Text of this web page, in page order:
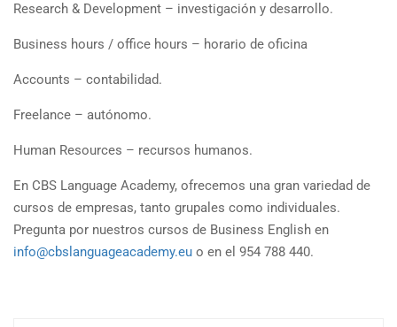
Research & Development – investigación y desarrollo.
Business hours / office hours – horario de oficina
Accounts – contabilidad.
Freelance – autónomo.
Human Resources – recursos humanos.
En CBS Language Academy, ofrecemos una gran variedad de
cursos de empresas, tanto grupales como individuales.
Pregunta por nuestros cursos de Business English en
info@cbslanguageacademy.eu o en el 954 788 440.